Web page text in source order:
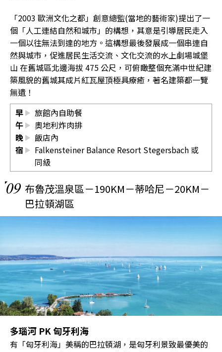
「2003 歐洲文化之都」創意總監(當地的藝術家)提出了一
個「人工連結自然和城市」的構想，其意是引導居民走入
一個以往無法到達的地方。這構想最後發展成一個串連自
然與城市，促進居民生活交流、文化交流的水上劇場城堡
山 在舊城區北邊海拔 475 公尺，可俯瞰整個充滿中世紀建
築風貌的舊城其成片紅瓦屋頂極具療癒，著名建築都一覽
無遺！
早
旅館內自助餐
午
奧地利炸肉排
晚
飯店內
宿
Falkensteiner Balance Resort Stegersbach 或
同級
09 布魯茂溫泉區－190KM－蒂哈尼－20KM－
巴拉頓湖區
多瑙河 PK 匈牙利海
有「匈牙利海」美稱的巴拉頓湖，是匈牙利景致最優美的